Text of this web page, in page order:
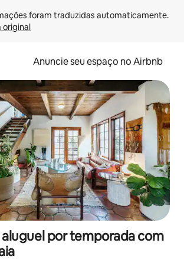
original
Anuncie seu espaço no Airbnb
aluguel por temporada com